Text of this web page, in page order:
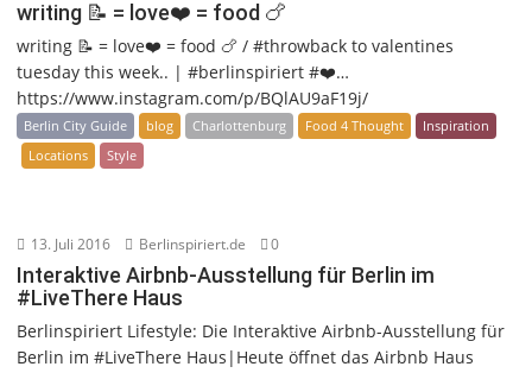
writing 📝 = love❤️ = food 🍗
writing 📝 = love❤️ = food 🍗 / #throwback to valentines
tuesday this week.. | #berlinspiriert #❤️…
https://www.instagram.com/p/BQlAU9aF19j/
Berlin City Guide blog Charlottenburg Food 4 Thought
Inspiration
Locations
Style
13. Juli 2016 Berlinspiriert.de 0
Interaktive Airbnb-Ausstellung für Berlin im
#LiveThere Haus
Berlinspiriert Lifestyle: Die Interaktive Airbnb-Ausstellung für
Berlin im #LiveThere Haus|Heute öffnet das Airbnb Haus